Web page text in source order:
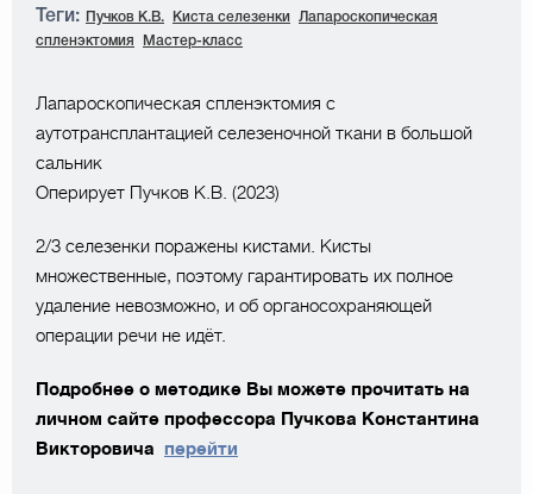
Теги: Пучков К.В. Киста селезенки
Лапароскопическая
спленэктомия
Мастер-класс
Лапароскопическая спленэктомия с
аутотрансплантацией селезеночной ткани в большой
сальник
Оперирует Пучков К.В. (2023)
2/3 селезенки поражены кистами. Кисты
множественные, поэтому гарантировать их полное
удаление невозможно, и об органосохраняющей
операции речи не идёт.
Подробнее о методике Вы можете прочитать на
личном сайте профессора Пучкова Константина
Викторовича перейти